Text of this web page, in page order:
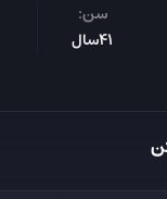
سن:
41سال